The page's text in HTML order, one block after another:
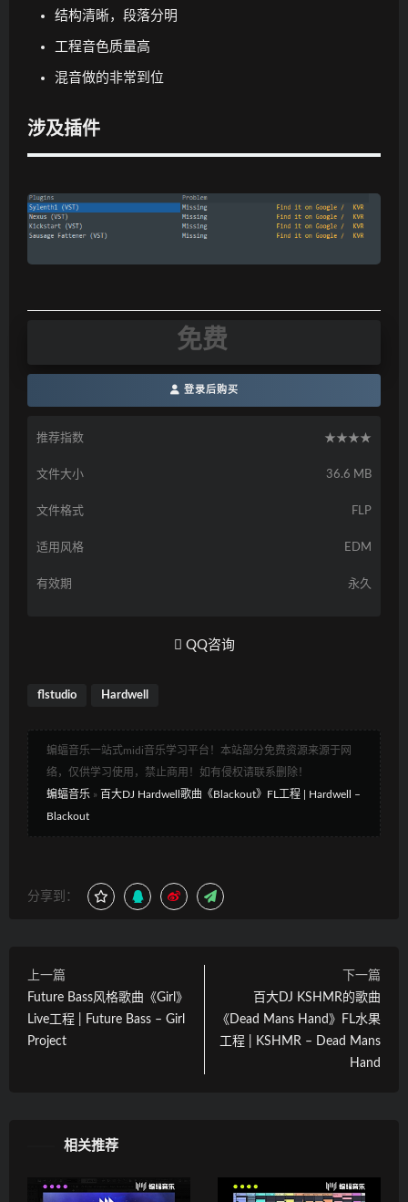
结构清晰，段落分明
工程音色质量高
混音做的非常到位
涉及插件
免费
登录后购买
推荐指数 ★★★★
文件大小 36.6 MB
文件格式 FLP
适用风格 EDM
有效期 永久
QQ咨询
flstudio Hardwell
蝙蝠音乐一站式midi音乐学习平台！本站部分免费资源来源于网
络，仅供学习使用，禁止商用！如有侵权请联系删除！
蝙蝠音乐 » 百大DJ Hardwell歌曲《Blackout》FL工程 | Hardwell –
Blackout
分享到：
上一篇
Future Bass风格歌曲《Girl》
Live工程 | Future Bass – Girl
Project
下一篇
百大DJ KSHMR的歌曲
《Dead Mans Hand》FL水果
工程 | KSHMR – Dead Mans
Hand
相关推荐